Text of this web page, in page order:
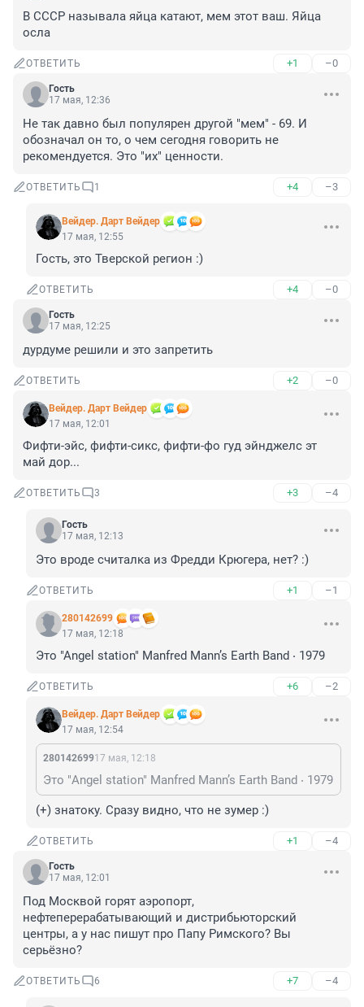
В СССР называла яйца катают, мем этот ваш. Яйца
осла
ОТВЕТИТЬ +1 –0
Гость
17 мая, 12:36
Не так давно был популярен другой "мем" - 69. И
обозначал он то, о чем сегодня говорить не
рекомендуется. Это "их" ценности.
ОТВЕТИТЬ 1 +4 –3
Вейдер. Дарт Вейдер
17 мая, 12:55
Гость, это Тверской регион :)
ОТВЕТИТЬ +4 –0
Гость
17 мая, 12:25
дурдуме решили и это запретить
ОТВЕТИТЬ +2 –0
Вейдер. Дарт Вейдер
17 мая, 12:01
Фифти-эйс, фифти-сикс, фифти-фо гуд эйнджелс эт
май дор...
ОТВЕТИТЬ 3 +3 –4
Гость
17 мая, 12:13
Это вроде считалка из Фредди Крюгера, нет? :)
ОТВЕТИТЬ +1 –1
280142699
17 мая, 12:18
Это "Angel station" Manfred Mann’s Earth Band ‧ 1979
ОТВЕТИТЬ +6 –2
Вейдер. Дарт Вейдер
17 мая, 12:54
28014269917 мая, 12:18
Это "Angel station" Manfred Mann’s Earth Band ‧ 1979
(+) знатоку. Сразу видно, что не зумер :)
ОТВЕТИТЬ +1 –4
Гость
17 мая, 12:01
Под Москвой горят аэропорт,
нефтеперерабатывающий и дистрибьюторский
центры, а у нас пишут про Папу Римского? Вы
серьёзно?
ОТВЕТИТЬ 6 +7 –4